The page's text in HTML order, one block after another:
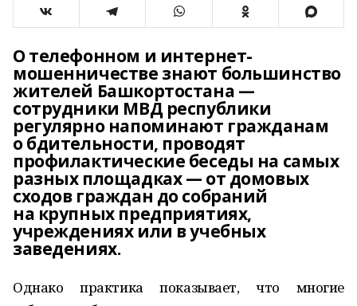
О телефонном и интернет-
мошенничестве знают большинство
жителей Башкортостана —
сотрудники МВД республики
регулярно напоминают гражданам
о бдительности, проводят
профилактические беседы на самых
разных площадках — от домовых
сходов граждан до собраний
на крупных предприятиях,
учреждениях или в учебных
заведениях.
Однако практика показывает, что многие